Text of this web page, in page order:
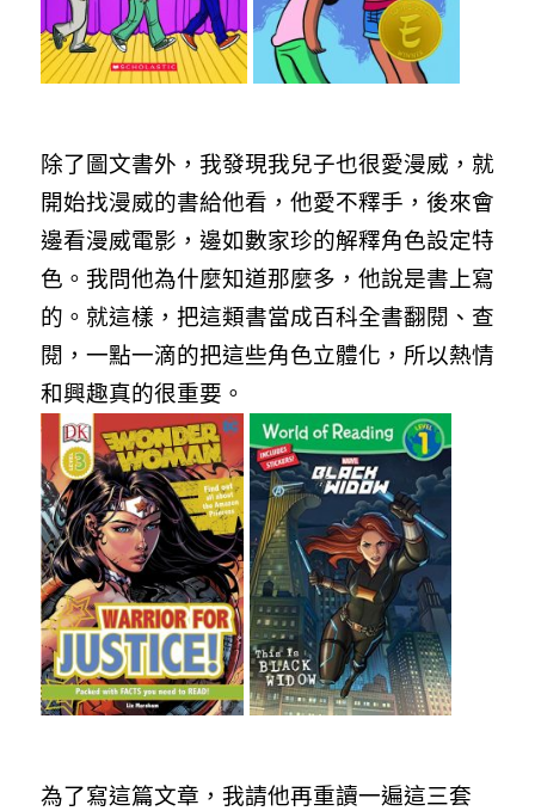
除了圖文書外，我發現我兒子也很愛漫威，就
開始找漫威的書給他看，他愛不釋手，後來會
邊看漫威電影，邊如數家珍的解釋角色設定特
色。我問他為什麼知道那麼多，他說是書上寫
的。就這樣，把這類書當成百科全書翻閱、查
閱，一點一滴的把這些角色立體化，所以熱情
和興趣真的很重要。
為了寫這篇文章，我請他再重讀一遍這三套